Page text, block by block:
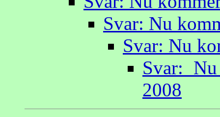
Svar: Nu
Svar: Nu
Svar:
2008